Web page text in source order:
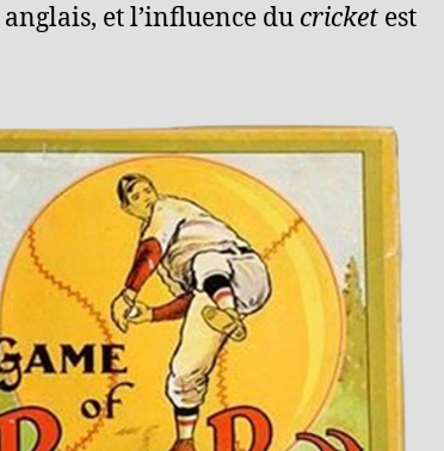
anglais, et l’influence du cricket est